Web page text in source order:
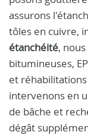
assurons
tôles en cuivre,
étanchéité,
bitumineuses,
et
intervenons en
de bâche et
dégât